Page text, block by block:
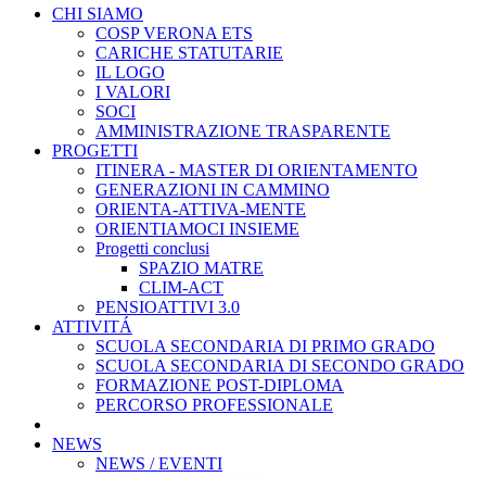
CHI SIAMO
COSP VERONA ETS
CARICHE STATUTARIE
IL LOGO
I VALORI
SOCI
AMMINISTRAZIONE TRASPARENTE
PROGETTI
ITINERA - MASTER DI ORIENTAMENTO
GENERAZIONI IN CAMMINO
ORIENTA-ATTIVA-MENTE
ORIENTIAMOCI INSIEME
Progetti conclusi
SPAZIO MATRE
CLIM-ACT
PENSIOATTIVI 3.0
ATTIVITÁ
SCUOLA SECONDARIA DI PRIMO GRADO
SCUOLA SECONDARIA DI SECONDO GRADO
FORMAZIONE POST-DIPLOMA
PERCORSO PROFESSIONALE
NEWS
NEWS / EVENTI